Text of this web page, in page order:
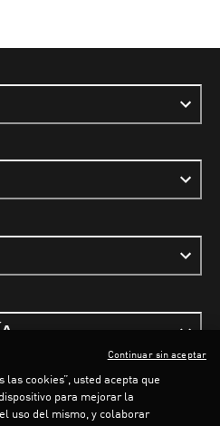
las cookies”, usted acepta que
para mejorar la
uso del mismo, y colaborar
Continuar sin aceptar